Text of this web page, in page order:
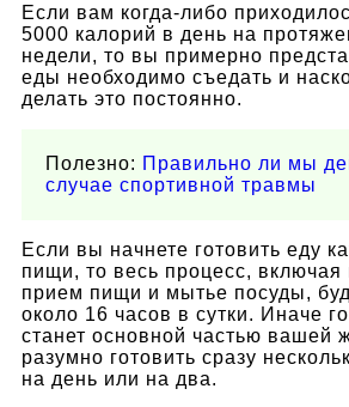
Если вам когда-либо
5000 калорий в день на
недели, то вы примерно
еды необходимо съедать и
делать это постоянно.
Полезно: Правильно ли мы
случае спортивной травмы
Если вы начнете готовить еду
пищи, то весь процесс, включая
прием пищи и мытье посуды,
около 16 часов в сутки. Иначе
станет основной частью вашей
разумно готовить сразу
на день или на два.